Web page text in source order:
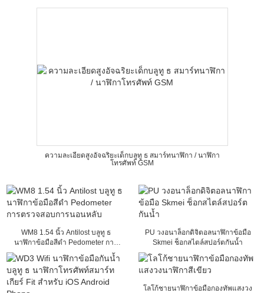
ความละเอียดสูงอัจฉริยะเด็กบลูทู ธ สมาร์ทนาฬิกา / นาฬิกา
โทรศัพท์ GSM
WM8 1.54 นิ้ว Antilost บลูทู ธ
นาฬิกาข้อมือสีดำ Pedometer การ
ตรวจสอบการนอนหลับ
PU วงอนาล็อกดิจิตอลนาฬิกาข้อมือ
Skmei ช็อกสไตล์สปอร์ตกันน้ำ
โลโก้ชายนาฬิกาข้อมือกองทัพแสงวง